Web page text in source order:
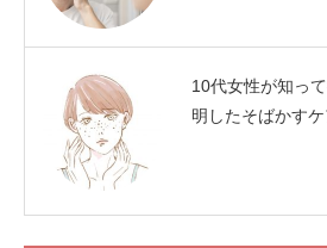
10代女性が知っ
明したそばかす